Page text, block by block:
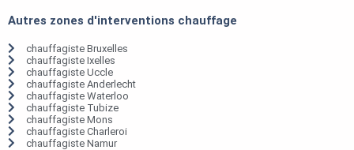
Autres zones d'interventions chauffage
chauffagiste Bruxelles
chauffagiste Ixelles
chauffagiste Uccle
chauffagiste Anderlecht
chauffagiste Waterloo
chauffagiste Tubize
chauffagiste Mons
chauffagiste Charleroi
chauffagiste Namur